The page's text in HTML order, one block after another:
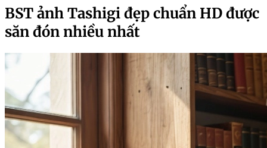
BST ảnh Tashigi đẹp chuẩn HD được
săn đón nhiều nhất